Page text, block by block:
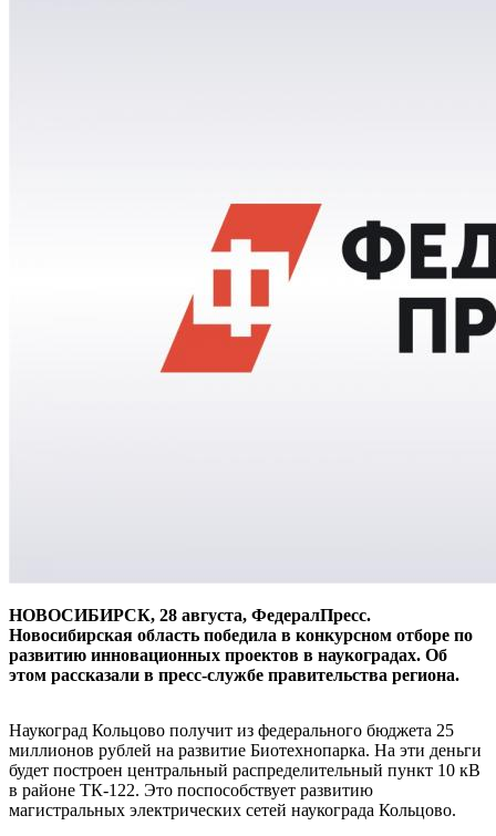
НОВОСИБИРСК, 28 августа, ФедералПресс.
Новосибирская область победила в конкурсном отборе по
развитию инновационных проектов в наукоградах. Об
этом рассказали в пресс-службе правительства региона.
Наукоград Кольцово получит из федерального бюджета 25
миллионов рублей на развитие Биотехнопарка. На эти деньги
будет построен центральный распределительный пункт 10 кВ
в районе ТК-122. Это поспособствует развитию
магистральных электрических сетей наукограда Кольцово.